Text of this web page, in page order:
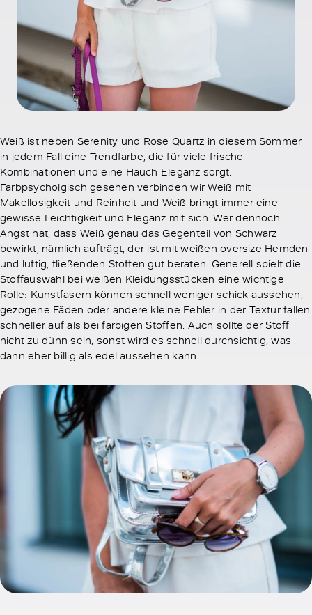
Weiß ist neben Serenity und Rose Quartz in diesem Sommer
in jedem Fall eine Trendfarbe, die für viele frische
Kombinationen und eine Hauch Eleganz sorgt.
Farbpsycholgisch gesehen verbinden wir Weiß mit
Makellosigkeit und Reinheit und Weiß bringt immer eine
gewisse Leichtigkeit und Eleganz mit sich. Wer dennoch
Angst hat, dass Weiß genau das Gegenteil von Schwarz
bewirkt, nämlich aufträgt, der ist mit weißen oversize Hemden
und luftig, fließenden Stoffen gut beraten. Generell spielt die
Stoffauswahl bei weißen Kleidungsstücken eine wichtige
Rolle: Kunstfasern können schnell weniger schick aussehen,
gezogene Fäden oder andere kleine Fehler in der Textur fallen
schneller auf als bei farbigen Stoffen. Auch sollte der Stoff
nicht zu dünn sein, sonst wird es schnell durchsichtig, was
dann eher billig als edel aussehen kann.